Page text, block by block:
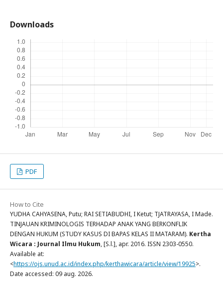
Downloads
PDF
How to Cite
YUDHA CAHYASENA, Putu; RAI SETIABUDHI, I Ketut; TJATRAYASA, I Made.
TINJAUAN KRIMINOLOGIS TERHADAP ANAK YANG BERKONFLIK
DENGAN HUKUM (STUDY KASUS DI BAPAS KELAS II MATARAM). Kertha
Wicara : Journal Ilmu Hukum, [S.l.], apr. 2016. ISSN 2303-0550.
Available at:
<https://ojs.unud.ac.id/index.php/kerthawicara/article/view/19925>.
Date accessed: 09 aug. 2026.